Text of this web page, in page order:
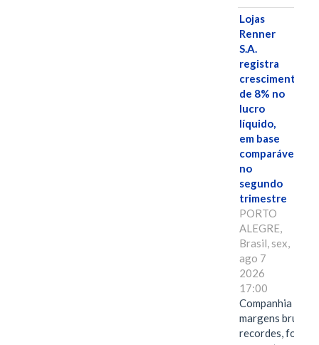
Lojas
Renner
S.A.
registra
crescimento
de 8% no
lucro
líquido,
em base
comparável,
no
segundo
trimestre
PORTO
ALEGRE,
Brasil, sex,
ago 7
2026
17:00
Companhia
margens brutas
recordes,